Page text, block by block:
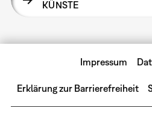
KÜNSTE
Impressum
Erklärung zur Barrierefreiheit